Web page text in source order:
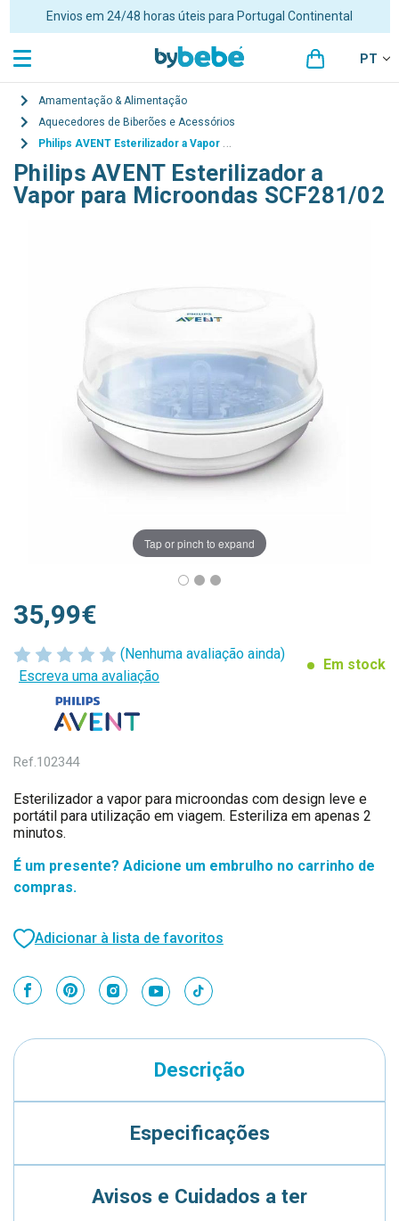
Portes grátis para encomendas superiores a 48€ para Portugal
Continental
PT
Amamentação & Alimentação
Aquecedores de Biberões e Acessórios
Philips AVENT Esterilizador a Vapor para Microondas SCF281/02
Philips AVENT Esterilizador a
Vapor para Microondas SCF281/02
Tap or pinch to expand
(Nenhuma avaliação ainda)
Escreva uma avaliação
Em stock
35,99€
Ref.102344
Esterilizador a vapor para microondas com design leve e
portátil para utilização em viagem. Esteriliza em apenas 2
minutos.
É um presente? Adicione um embrulho no carrinho de
compras.
Adicionar à lista de favoritos
Descrição
Especificações
Avisos e Cuidados a ter